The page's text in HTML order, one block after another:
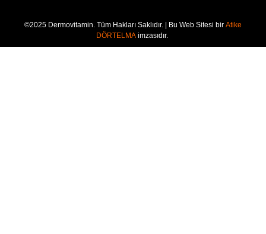
©2025 Dermovitamin. Tüm Hakları Saklıdır. | Bu Web Sitesi bir Atike
DÖRTELMA imzasıdır.